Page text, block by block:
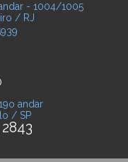
- 1004/1005
/ RJ
andar
/ SP